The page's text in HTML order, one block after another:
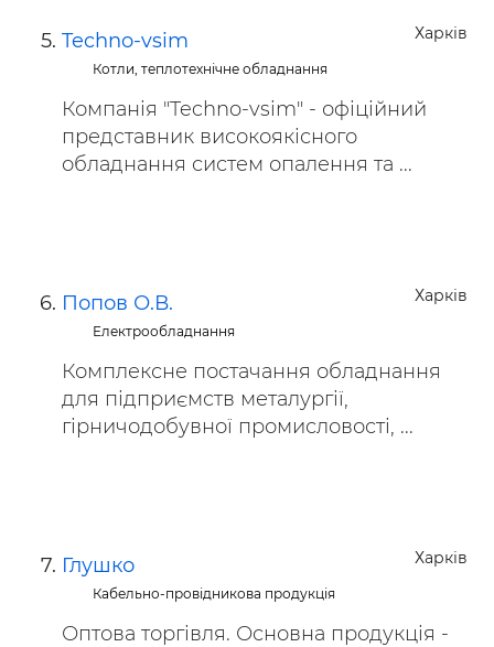
Харків
Techno-vsim
Котли, теплотехнічне обладнання
Компанія "Techno-vsim" - офіційний
представник високоякісного
обладнання систем опалення та ...
Харків
Попов О.В.
Електрообладнання
Комплексне постачання обладнання
для підприємств металургії,
гірничодобувної промисловості, ...
Харків
Глушко
Кабельно-провідникова продукція
Оптова торгівля. Основна продукція -